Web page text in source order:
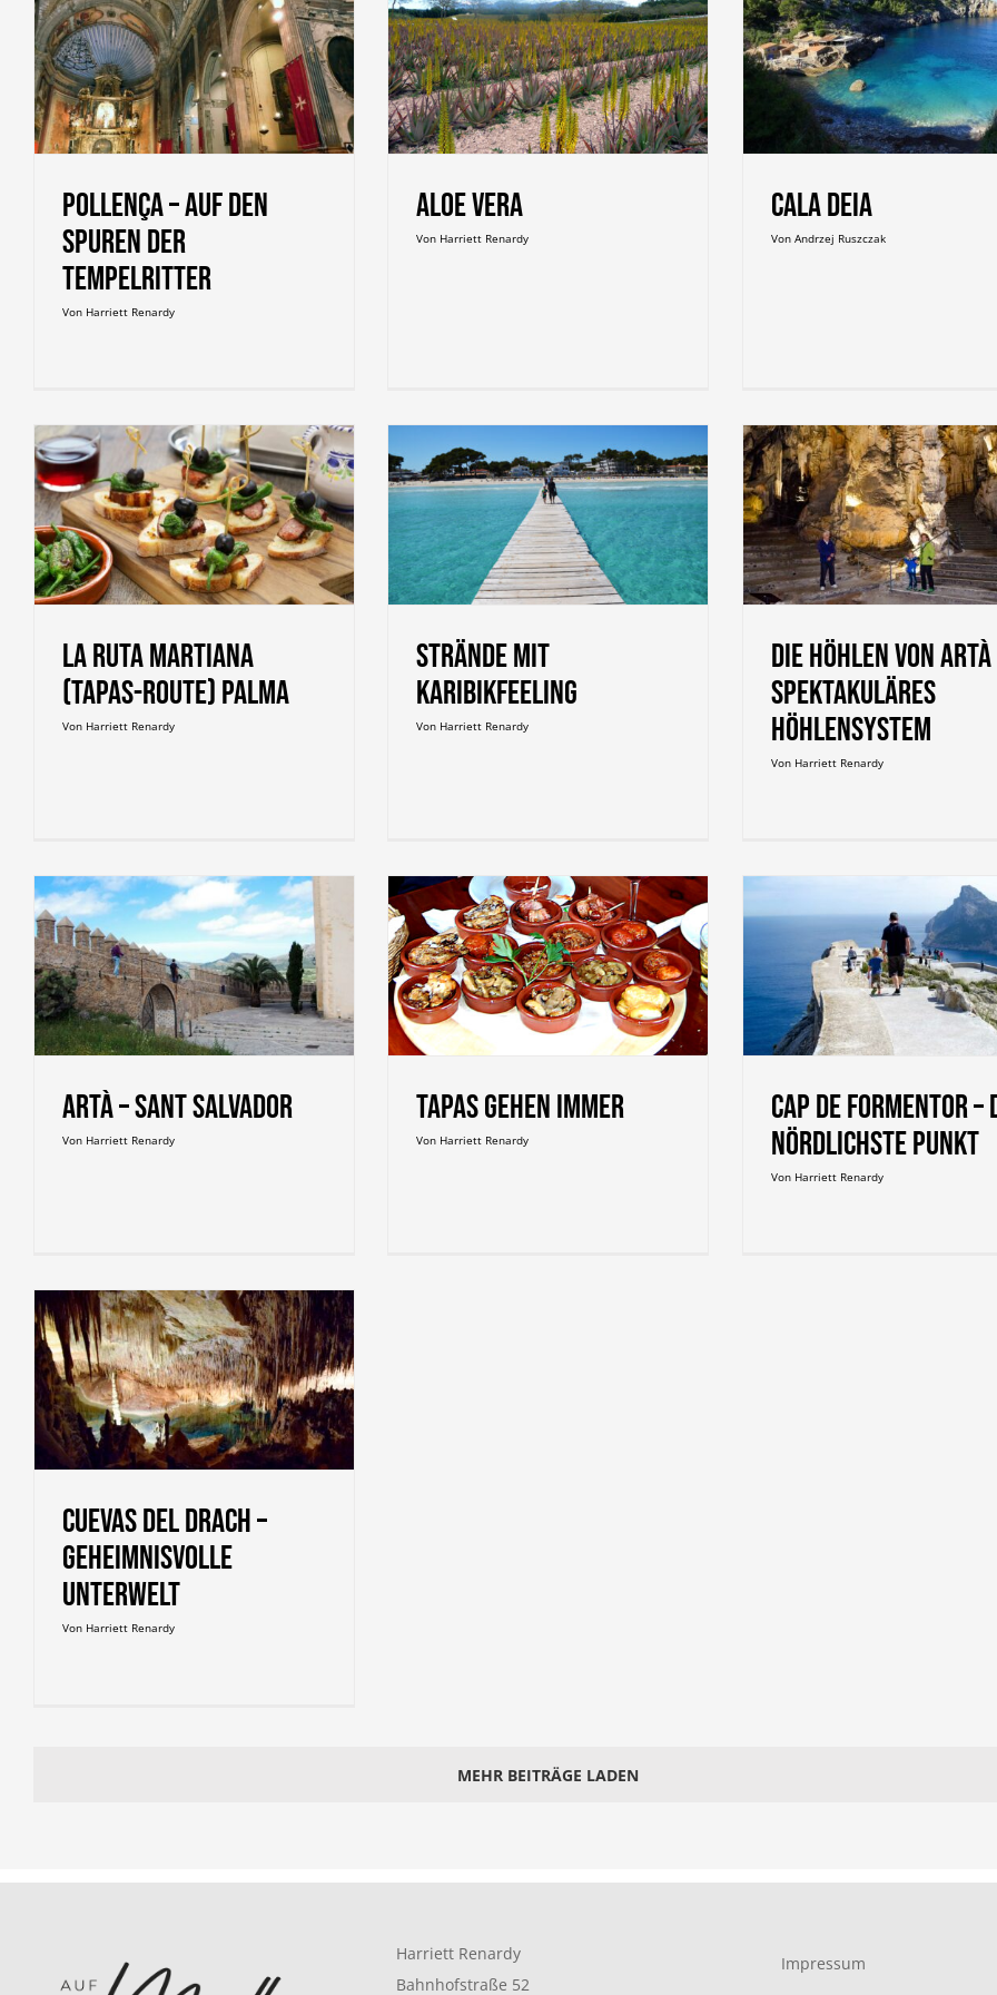
Pollença – Auf den
Spuren der
Tempelritter
Von Harriett Renardy
Aloe Vera
Aloe Vera
Von Harriett Renardy
Cala Deia
Cala Deia
Von Andrzej Ruszczak
La Ruta Martiana
(Tapas-Route) Palma
Von Harriett Renardy
Strände mit Karibikfeeling
Strände mit
Karibikfeeling
Von Harriett Renardy
Die Höhlen von Artà –
Spektakuläres Höhlensystem
Die Höhlen von Artà
Spektakuläres
Höhlensystem
Von Harriett Renardy
Artà – Sant Salvador
Von Harriett Renardy
Tapas gehen immer
Tapas gehen immer
Von Harriett Renardy
Cap de Formentor – der
nördlichste Punkt
Cap de Formentor –
nördlichste Punkt
Von Harriett Renardy
Cuevas del Drach –
Geheimnisvolle
Unterwelt
Von Harriett Renardy
MEHR BEITRÄGE LADEN
Harriett Renardy
Bahnhofstraße 52
Impressum